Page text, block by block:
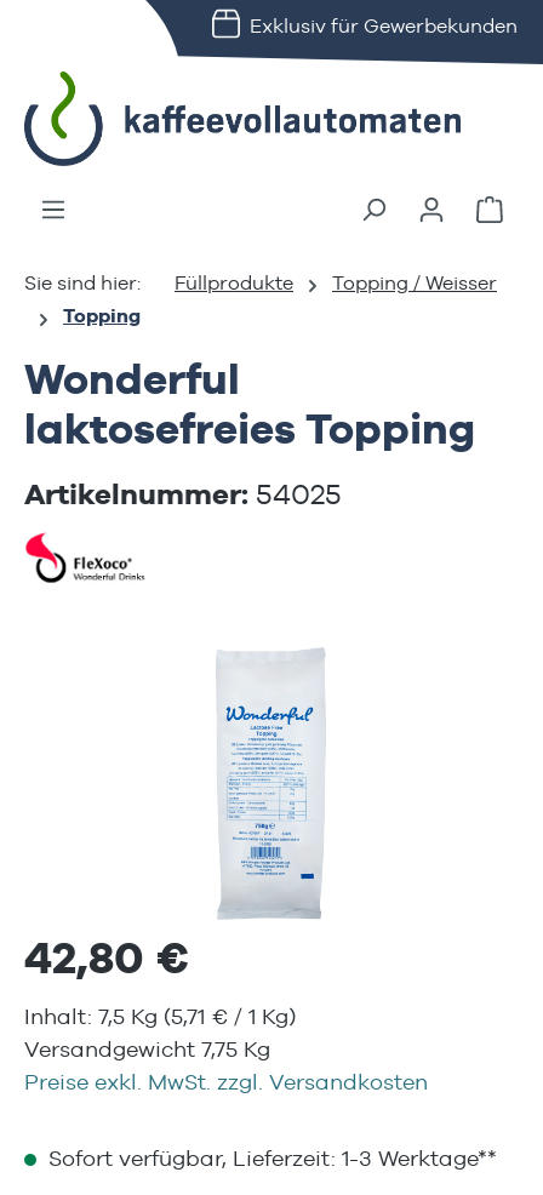
Exklusiv für Gewerbekunden
Füllprodukte
Topping / Weisser
Topping
Wonderful
laktosefreies Topping
Artikelnummer: 54025
Bildergalerie überspringen
42,80 €
Inhalt: 7,5 Kg (5,71 € / 1 Kg)
Versandgewicht 7,75 Kg
Preise exkl. MwSt. zzgl. Versandkosten
Sofort verfügbar, Lieferzeit: 1-3 Werktage**